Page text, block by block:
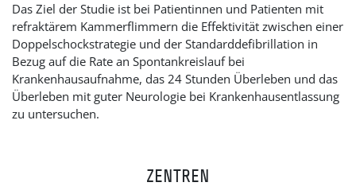
Das Ziel der Studie ist bei Patientinnen und Patienten mit
refraktärem Kammerflimmern die Effektivität zwischen einer
Doppelschockstrategie und der Standarddefibrillation in
Bezug auf die Rate an Spontankreislauf bei
Krankenhausaufnahme, das 24 Stunden Überleben und das
Überleben mit guter Neurologie bei Krankenhausentlassung
zu untersuchen.
ZENTREN